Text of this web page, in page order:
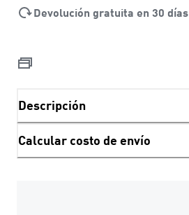
Devolución gratuita en 30 días
Descripción
Calcular costo de envío